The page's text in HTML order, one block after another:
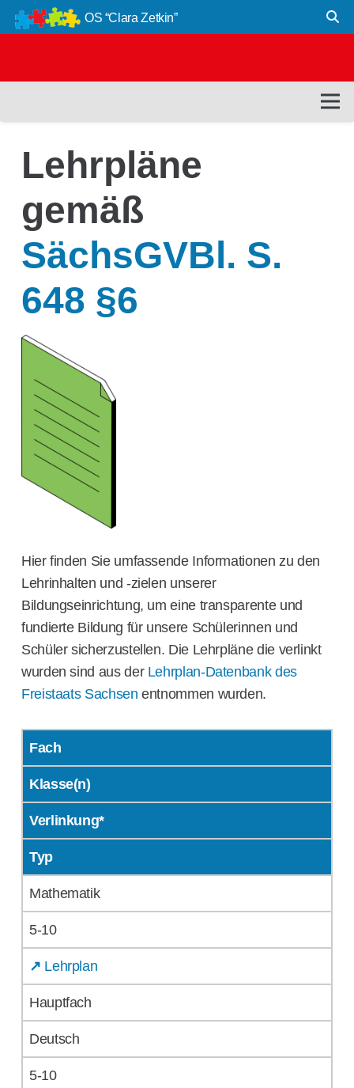
OS “Clara Zetkin”
Lehrpläne
gemäß
SächsGVBl. S.
648 §6
Hier finden Sie umfassende Informationen zu den
Lehrinhalten und -zielen unserer
Bildungseinrichtung, um eine transparente und
fundierte Bildung für unsere Schülerinnen und
Schüler sicherzustellen. Die Lehrpläne die verlinkt
wurden sind aus der Lehrplan-Datenbank des
Freistaats Sachsenentnommen wurden.
Fach
Klasse(n)
Verlinkung*
Typ
Mathematik
5-10
↗ Lehrplan
Hauptfach
Deutsch
5-10